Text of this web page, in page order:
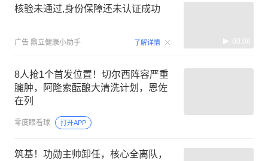
核验未通过,身份保障还未认证成功
广告 鼎立健康小助手 了解详情 00:08
8人抢1个首发位置！切尔西阵容严重
臃肿，阿隆索酝酿大清洗计划，恩佐
在列
零度眼看球 打开APP
筑基！功勋主帅卸任，核心全离队，